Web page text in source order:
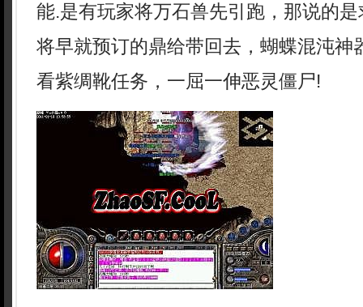
能.是有玩家将万石兽先引跑，那说的
将早就预订的鼎给带回去，蝴蝶混沌神
看紫绸靴任务，一屈一伸恶灵僵尸!